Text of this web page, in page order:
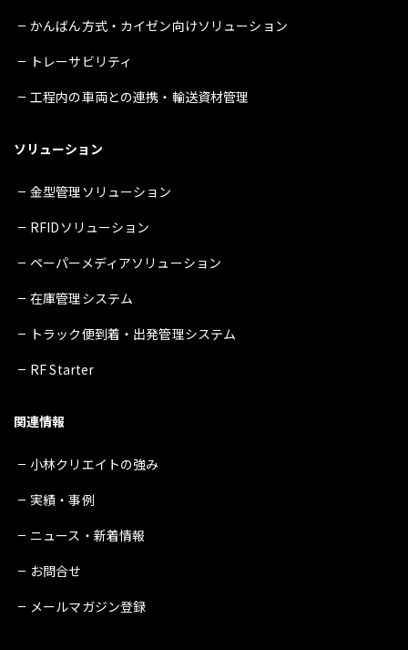
かんばん方式・カイゼン向けソリューション
トレーサビリティ
工程内の車両との連携・輸送資材管理
ソリューション
金型管理ソリューション
RFIDソリューション
ペーパーメディアソリューション
在庫管理システム
トラック便到着・出発管理システム
RF Starter
関連情報
小林クリエイトの強み
実績・事例
ニュース・新着情報
お問合せ
メールマガジン登録